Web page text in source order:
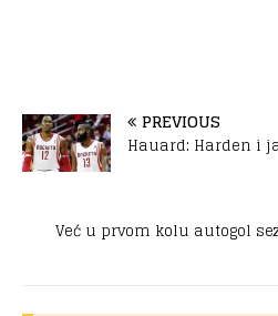
PREVIOUS
Hauard: Harden i
Već u prvom kolu autogol